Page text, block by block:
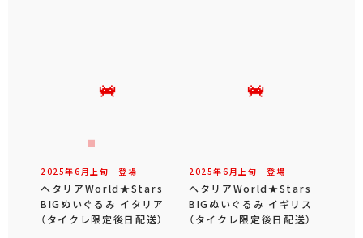
2025年6 月 上旬 登場
ヘタリアWorld★Stars
BIGぬいぐるみ イタリア
（タイクレ限定後日配送）
2025年6 月 上旬 登場
ヘタリアWorld★Stars
BIGぬいぐるみ イギリス
（タイクレ限定後日配送）